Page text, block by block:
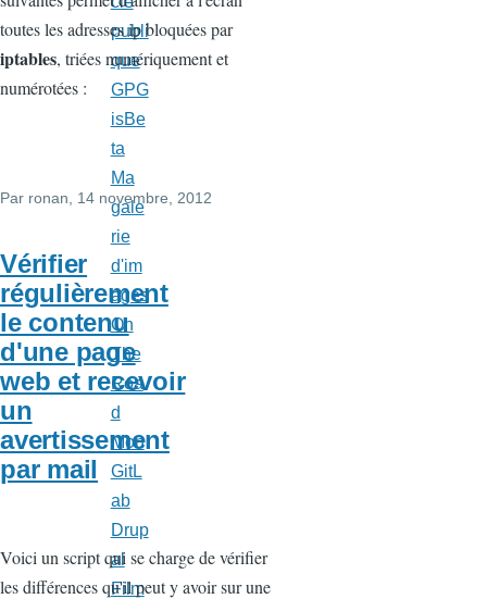
toutes les adresses ip bloquées par
iptables, triées numériquement et
numérotées :
Par ronan , 14 novembre, 2012
Vérifier
régulièrement
le contenu
d'une page
web et recevoir
un
avertissement
par mail
Voici un script qui se charge de vérifier
les différences qu'il peut y avoir sur une
publi
que
GPG
isBe
ta
Ma
gale
rie
d'im
ages
On
The
Roa
d
Mon
GitL
ab
Drup
al
Film